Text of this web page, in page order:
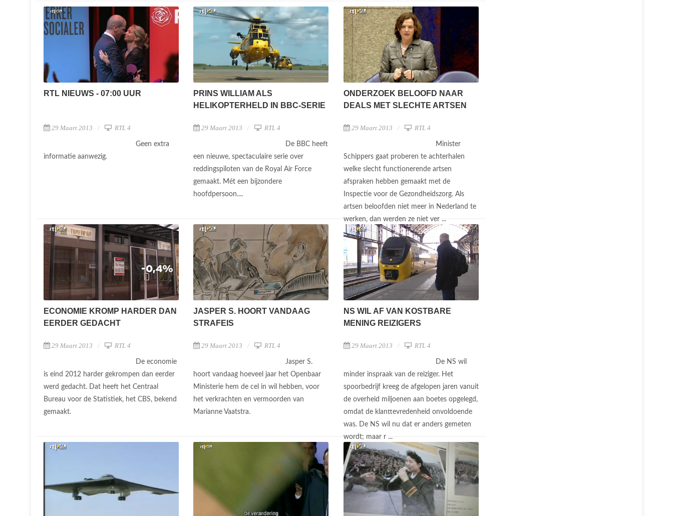
RTL NIEUWS - 07:00 UUR
29 Maart 2013 RTL 4
Geen extra
informatie aanwezig.
PRINS WILLIAM ALS
HELIKOPTERHELD IN BBC-SERIE
29 Maart 2013 RTL 4
De BBC heeft
een nieuwe, spectaculaire serie over
reddingspiloten van de Royal Air Force
gemaakt. Mét een bijzondere
hoofdpersoon....
ONDERZOEK BELOOFD NAAR
DEALS MET SLECHTE ARTSEN
29 Maart 2013 RTL 4
Minister
Schippers gaat proberen te achterhalen
welke slecht functionerende artsen
afspraken hebben gemaakt met de
Inspectie voor de Gezondheidszorg. Als
artsen beloofden niet meer in Nederland te
werken, dan werden ze niet ver ...
ECONOMIE KROMP HARDER DAN
EERDER GEDACHT
29 Maart 2013 RTL 4
De economie
is eind 2012 harder gekrompen dan eerder
werd gedacht. Dat heeft het Centraal
Bureau voor de Statistiek, het CBS, bekend
gemaakt.
JASPER S. HOORT VANDAAG
STRAFEIS
29 Maart 2013 RTL 4
Jasper S.
hoort vandaag hoeveel jaar het Openbaar
Ministerie hem de cel in wil hebben, voor
het verkrachten en vermoorden van
Marianne Vaatstra.
NS WIL AF VAN KOSTBARE
MENING REIZIGERS
29 Maart 2013 RTL 4
De NS wil
minder inspraak van de reiziger. Het
spoorbedrijf kreeg de afgelopen jaren vanuit
de overheid miljoenen aan boetes opgelegd,
omdat de klanttevredenheid onvoldoende
was. De NS wil nu dat er anders gemeten
wordt; maar r ...